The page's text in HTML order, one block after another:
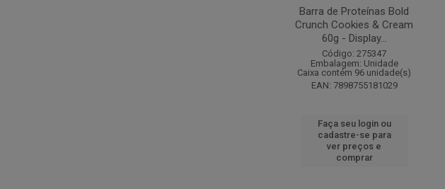
Barra de Proteínas Bold
Crunch Cookies & Cream
60g - Display...
Código: 275347
Embalagem: Unidade
Caixa contém 96 unidade(s)
EAN: 7898755181029
Faça seu login ou
cadastre-se para
ver preços e
comprar